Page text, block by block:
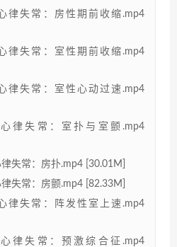
律失常：房性期前收缩.mp4
律失常：室性期前收缩.mp4
律失常：室性心动过速.mp4
律失常：室扑与室颤.mp4
失常：房扑.mp4 [30.01M]
失常：房颤.mp4 [82.33M]
律失常：阵发性室上速.mp4
律失常：预激综合征.mp4